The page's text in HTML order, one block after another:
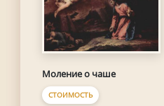
Моление о чаше
СТОИМОСТЬ